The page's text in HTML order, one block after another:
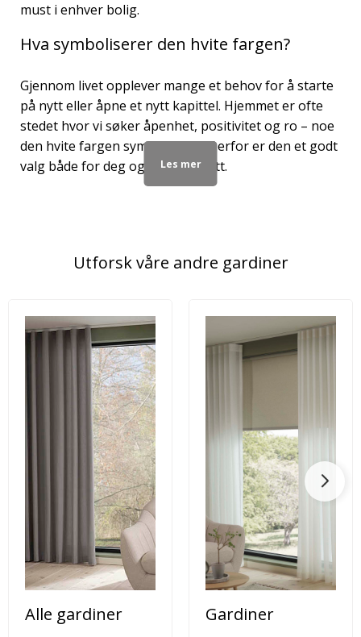
Utforsk våre andre gardiner
Alle gardiner Gardiner
must i enhver bolig.
Hva symboliserer den hvite fargen?
Gjennom livet opplever mange et behov for å starte
på nytt eller åpne et nytt kapittel. Hjemmet er ofte
stedet hvor vi søker åpenhet, positivitet og ro – noe
den hvite fargen symboliserer. Derfor er den et godt
valg både for deg og hjemmet ditt.
gardiner?
Det beste med hvitt er fargens allsidighet. Den
fungerer som et blankt lerret som kan kombineres
med fargene du elsker.
Enten du har en minimalistisk og moderne stil eller
en mer koselig og landlig atmosfære, passer hvitt
perfekt inn. Fargen reflekterer lyset, og ønsker du å
løfte rommet til et mer stilfullt nivå, er hvite gardiner
Hvite gardiner med særlige funksjoner
Kanskje tenker du at hvite gardiner kan virke
intetsigende eller kjedelige, men det stemmer ikke.
Mange modeller har praktiske funksjoner som
lyddemping, isolering, lystetthet og motorisert
Les mer